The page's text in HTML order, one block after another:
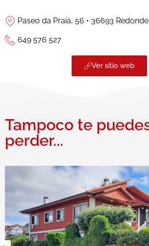
Paseo da Praia, 56 • 36693
649 576 527
Ver sitio web
Tampoco te
perder...